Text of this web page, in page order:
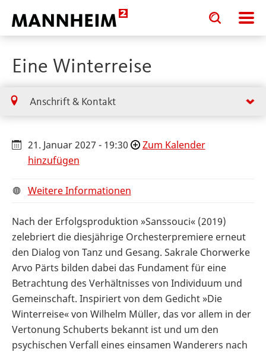
Toggle
search
input
Toggle
search
input
Eine Winterreise
Anschrift & Kontakt
21. Januar 2027 - 19:30
Zum Kalender
hinzufügen
Weitere Informationen
Nach der Erfolgsproduktion »Sanssouci« (2019)
zelebriert die diesjährige Orchesterpremiere erneut
den Dialog von Tanz und Gesang. Sakrale Chorwerke
Arvo Pärts bilden dabei das Fundament für eine
Betrachtung des Verhältnisses von Individuum und
Gemeinschaft. Inspiriert von dem Gedicht »Die
Winterreise« von Wilhelm Müller, das vor allem in der
Vertonung Schuberts bekannt ist und um den
psychischen Verfall eines einsamen Wanderers nach